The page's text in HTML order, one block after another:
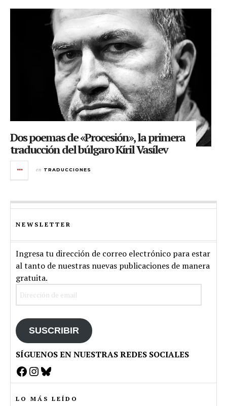
Dos poemas de «Procesión», la primera
traducción del búlgaro Kíril Vasílev
en TRADUCCIONES
NEWSLETTER
Ingresa tu dirección de correo electrónico para estar
al tanto de nuestras nuevas publicaciones de manera
gratuita.
SUSCRIBIR
SÍGUENOS EN NUESTRAS REDES SOCIALES
Facebook
Instagram
Bluesky
LO MÁS LEÍDO